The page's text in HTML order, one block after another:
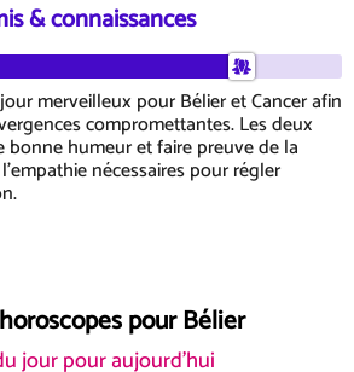
& connaissances
merveilleux pour Bélier et Cancer afin
compromettantes. Les deux
bonne humeur et faire preuve de la
nécessaires pour régler
pour Bélier
jour pour aujourd'hui